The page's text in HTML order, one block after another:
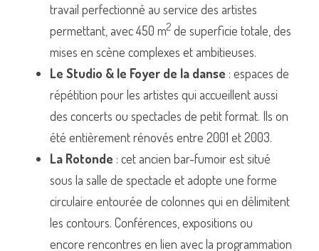
travail perfectionné au service des artistes
permettant, avec 450 m2 de superficie totale, des
mises en scène complexes et ambitieuses.
Le Studio & le Foyer de la danse : espaces de
répétition pour les artistes qui accueillent aussi
des concerts ou spectacles de petit format. Ils on
été entièrement rénovés entre 2001 et 2003.
La Rotonde : cet ancien bar-fumoir est situé
sous la salle de spectacle et adopte une forme
circulaire entourée de colonnes qui en délimitent
les contours. Conférences, expositions ou
encore rencontres en lien avec la programmation